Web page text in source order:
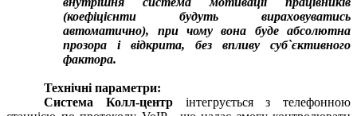
(коефіцієнти будуть вираховуватись
автоматично), при чому вона буде абсолютна
прозора і відкрита, без впливу суб`єктивного
фактора.
Технічні параметри:
Сиcтема Колл-центрінтегрується з телефонною